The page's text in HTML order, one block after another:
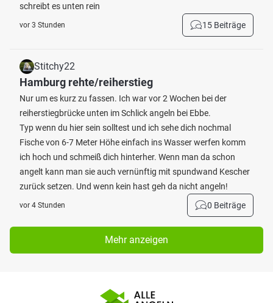
schreibt es unten rein
vor 3 Stunden 15 Beiträge
Stitchy22
Hamburg rehte/reiherstieg
Nur um es kurz zu fassen. Ich war vor 2 Wochen bei der
reiherstiegbrücke unten im Schlick angeln bei Ebbe.
Typ wenn du hier sein solltest und ich sehe dich nochmal
Fische von 6-7 Meter Höhe einfach ins Wasser werfen komm
ich hoch und schmeiß dich hinterher. Wenn man da schon
angelt kann man sie auch vernünftig mit spundwand Kescher
zurück setzen. Und wenn kein hast geh da nicht angeln!
vor 4 Stunden 0 Beiträge
Mehr anzeigen